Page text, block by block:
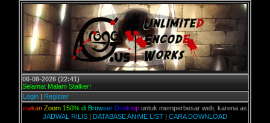
06-08-2026 (22:41)
Selamat Malam Stalker!
Login | Register
om 150 % di B rowse r Desktopuntuk memperbesar web, karena aslinya web ini
JADWAL RILIS | DATABASE ANIME LIST | CARA DOWNLOAD